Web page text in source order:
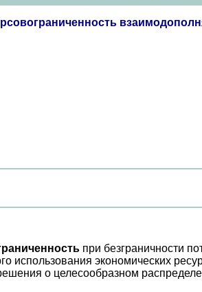
при безграничности
использования экономических
о целесообразном